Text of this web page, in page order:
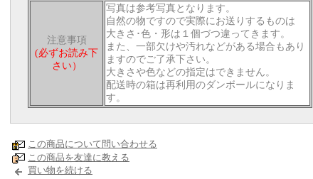
注意事項
(必ずお読み下
さい）
写真は参考写真となります。
自然の物ですので実際にお送りするものは
大きさ･色・形は１個づつ違ってきます。
また、一部欠けや汚れなどがある場合もあり
ますのでご了承下さい。
大きさや色などの指定はできません。
配送時の箱は再利用のダンボールになりま
す。
この商品について問い合わせる
この商品を友達に教える
買い物を続ける